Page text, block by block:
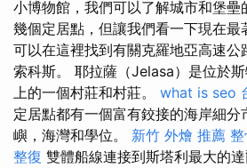
小博物館，我們可以了解城市和堡
幾個定居點，但讓我們看一下現在最
可以在這裡找到有關克羅地亞高速公
索科斯。 耶拉薩（Jelasa）是位於
上的一個村莊和村莊。 what is seo
定居點都有一個富有鉸接的海岸細分
嶼，海灣和學位。 新竹 外燴 推薦 整
整復 雙體船線連接到斯塔利最大的